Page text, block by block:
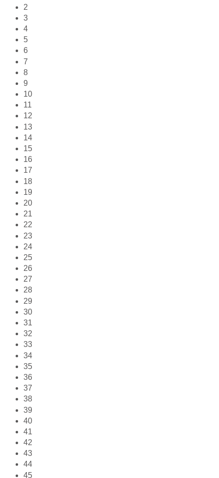
2
3
4
5
6
7
8
9
10
11
12
13
14
15
16
17
18
19
20
21
22
23
24
25
26
27
28
29
30
31
32
33
34
35
36
37
38
39
40
41
42
43
44
45